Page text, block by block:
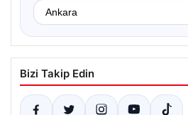
Bizi Takip Edin